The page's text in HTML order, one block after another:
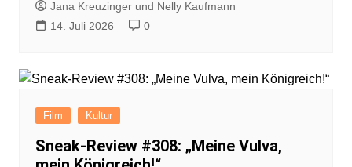
Jana Kreuzinger und Nelly Kaufmann
14. Juli 2026
0
Film Kultur
Sneak-Review #308: „Meine Vulva,